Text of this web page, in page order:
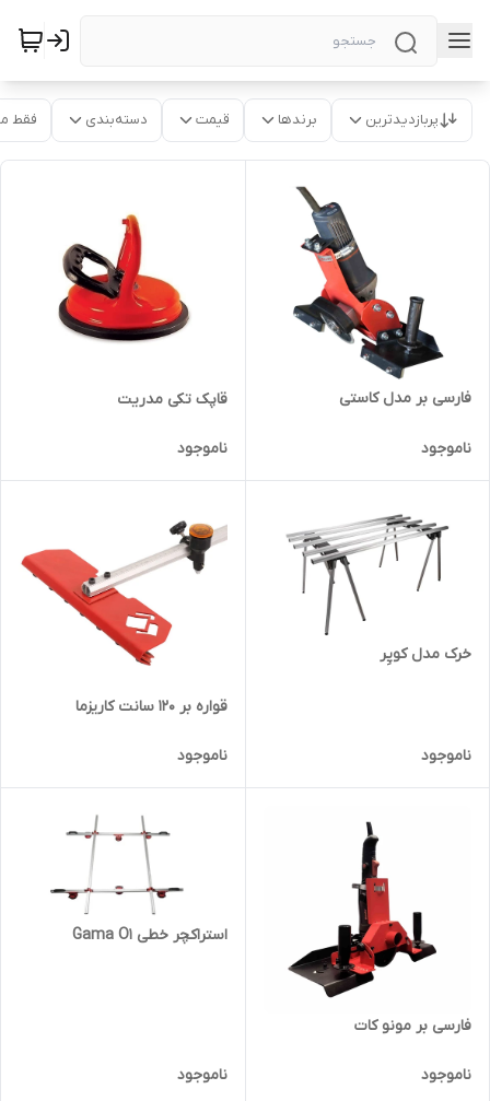
پربازدیدترین برندها قیمت دسته‌بندی فقط
فارسی بر مدل کاستی
ناموجود
قاپک تکی مدریت
ناموجود
خرک مدل کوپِر
ناموجود
قواره بر 12۰ سانت کاریزما
ناموجود
فارسی بر مونو کات
ناموجود
استراکچر خطی Gama O1
ناموجود